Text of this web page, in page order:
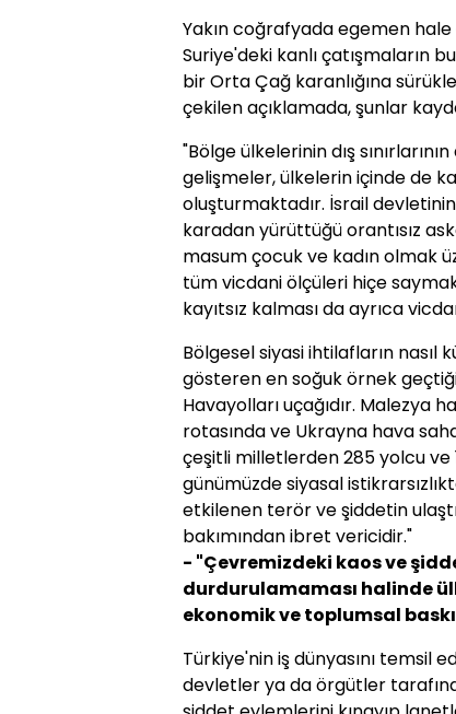
Yakın coğrafyada egemen
Suriye'deki kanlı çatışmaların
bir Orta Çağ karanlığına
çekilen açıklamada, şunlar
"Bölge ülkelerinin dış
gelişmeler, ülkelerin içinde de
oluşturmaktadır. İsrail
karadan yürüttüğü orantısız
masum çocuk ve kadın olmak
tüm vicdani ölçüleri hiçe
kayıtsız kalması da ayrıca
Bölgesel siyasi ihtilafların nasıl
gösteren en soğuk örnek
Havayolları uçağıdır. Malezya
rotasında ve Ukrayna hava
çeşitli milletlerden 285 yolcu ve
günümüzde siyasal
etkilenen terör ve şiddetin
bakımından ibret vericidir."
- "Çevremizdeki kaos ve
durdurulamaması halinde
ekonomik ve toplumsal
Türkiye'nin iş dünyasını temsil
devletler ya da örgütler